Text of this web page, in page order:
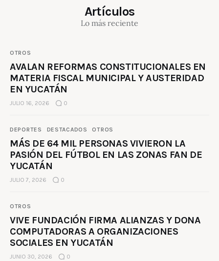
Artículos
Lo más reciente
OTROS
AVALAN REFORMAS CONSTITUCIONALES EN
MATERIA FISCAL MUNICIPAL Y AUSTERIDAD
EN YUCATÁN
JULIO 16, 2026 0
DEPORTES DESTACADOS OTROS
MÁS DE 64 MIL PERSONAS VIVIERON LA
PASIÓN DEL FÚTBOL EN LAS ZONAS FAN DE
YUCATÁN
JULIO 7, 2026 0
OTROS
VIVE FUNDACIÓN FIRMA ALIANZAS Y DONA
COMPUTADORAS A ORGANIZACIONES
SOCIALES EN YUCATÁN
JUNIO 30, 2026 0